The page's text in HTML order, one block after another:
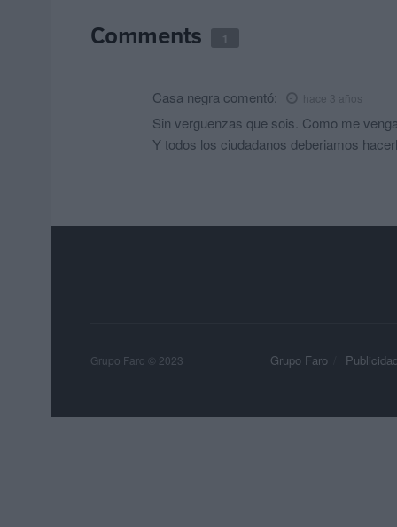
Comments 1
Casa negra comentó: hace 3 años
Sin verguenzas que sois. Como me
Y todos los ciudadanos deberiamos
Grupo Faro Publicidad
Grupo Faro © 2023